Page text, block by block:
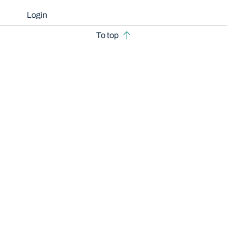
Login
To top